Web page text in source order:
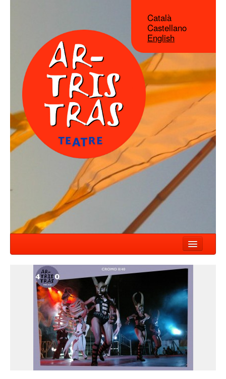
Català
Castellano
English
NEWS
SHOWS
COMPANY
WORKSHOP
CONTACT